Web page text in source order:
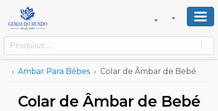
Ambar Para Bébes Colar de Âmbar de Bebé
Colar de Âmbar de Bebé